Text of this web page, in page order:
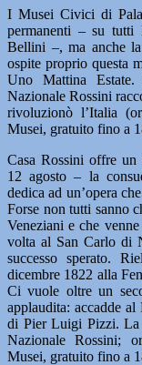
I Musei Civici di
permanenti – su tutti
Bellini –, ma anche
ospite proprio questa
Uno Mattina
Nazionale Rossini
rivoluzionò l’Italia
Musei, gratuito fino a
Casa Rossini offre un
12 agosto – la
dedica ad un’opera
Forse non tutti sanno
Veneziani e che
volta al San Carlo di
successo sperato.
dicembre 1822 alla
Ci vuole oltre un
applaudita: accadde
di Pier Luigi Pizzi. La
Nazionale Rossini;
Musei, gratuito fino a